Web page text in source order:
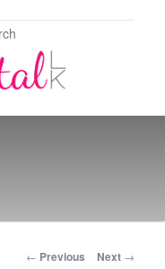
Post navigation
← Previous Next →